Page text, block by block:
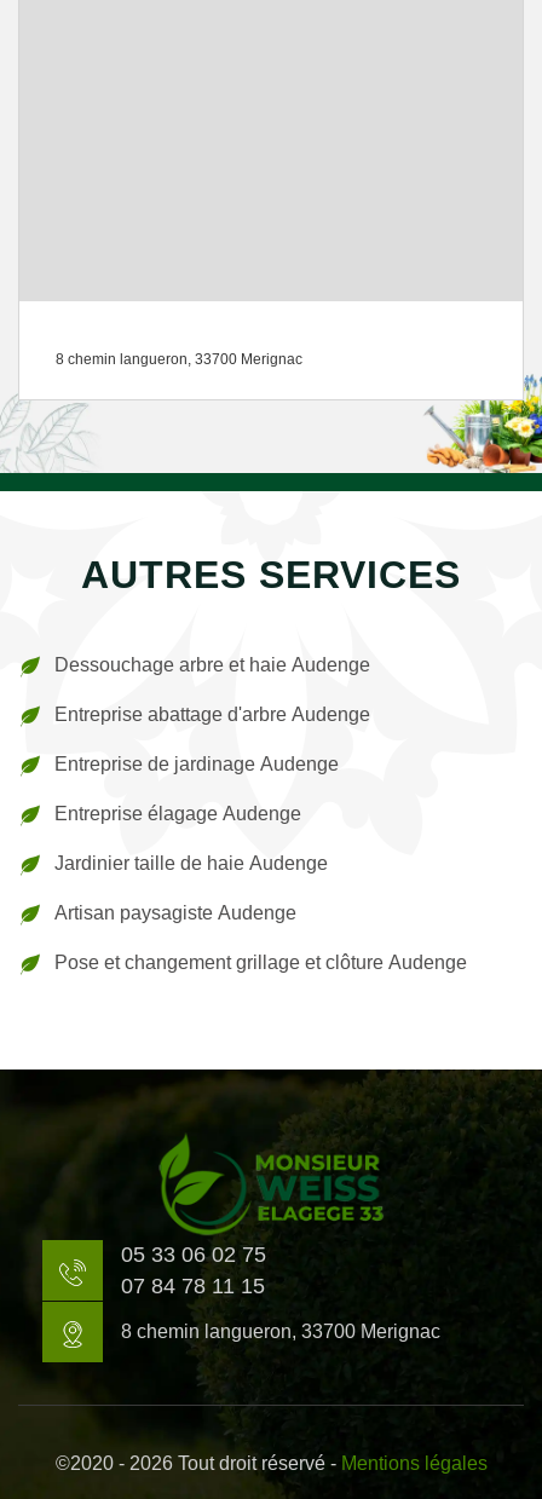
8 chemin langueron, 33700 Merignac
AUTRES SERVICES
Dessouchage arbre et haie Audenge
Entreprise abattage d'arbre Audenge
Entreprise de jardinage Audenge
Entreprise élagage Audenge
Jardinier taille de haie Audenge
Artisan paysagiste Audenge
Pose et changement grillage et clôture Audenge
05 33 06 02 75
07 84 78 11 15
8 chemin langueron, 33700 Merignac
©2020 - 2026 Tout droit réservé - Mentions légales